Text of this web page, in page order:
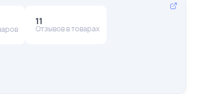
11
Отзывов в товарах